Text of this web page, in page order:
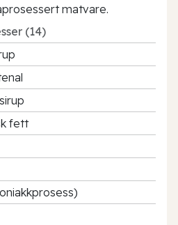
matvare.
(14)
fett